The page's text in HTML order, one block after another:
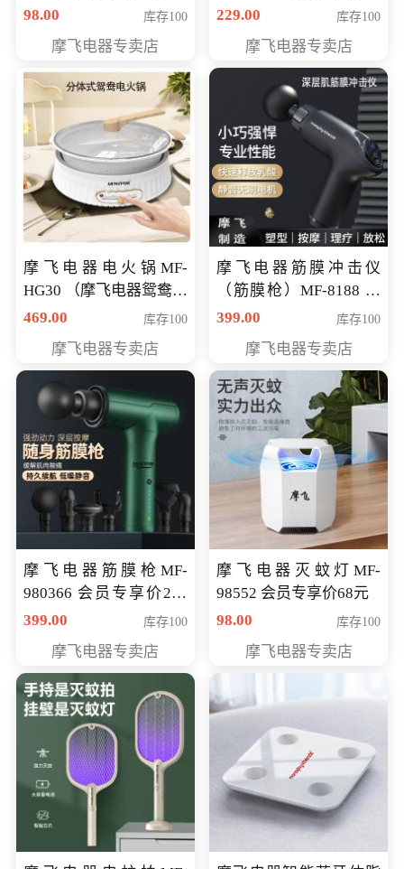
98.00
库存100
摩飞电器专卖店
168元
229.00 库存100
摩飞电器专卖店
摩飞电器电火锅MF-
HG30 （摩飞电器鸳鸯锅
MF-HG30 ） 会员专享价
469.00 库存100
摩飞电器专卖店
摩飞电器筋膜冲击仪
（筋膜枪）MF-8188 会
员专享价268元
399.00 库存100
摩飞电器专卖店
摩飞电器筋膜枪MF-
980366 会员专享价299
元
399.00 库存100
摩飞电器专卖店
摩飞电器灭蚊灯MF-
98552 会员专享价68元
98.00
库存100
摩飞电器专卖店